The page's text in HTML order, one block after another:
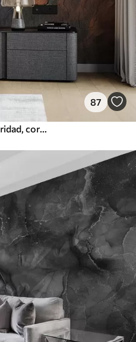
87
madera, textura, grietas, oscuridad, corteza, superficie